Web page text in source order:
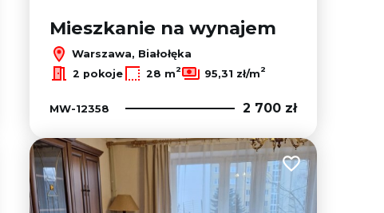
Mieszkanie na wynajem
Warszawa, Białołęka
2 pokoje 28 m2 95,31 zł/m2
MW-12358 2 700 zł
ulubionych Dodaj do